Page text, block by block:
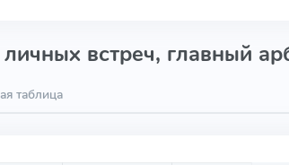
встреч, главный
таблица